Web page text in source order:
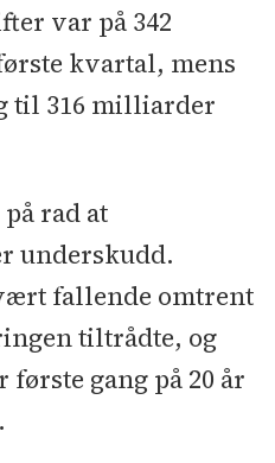
var på 342
kvartal, mens
til 316 milliarder
rad at
underskudd.
fallende omtrent
tiltrådte, og
gang på 20 år